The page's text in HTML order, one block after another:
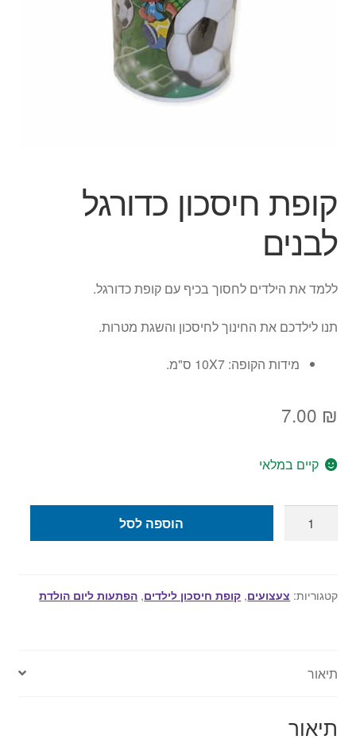
צור קשר
החשבון שלי
סל קניות
תשלום
קופת חיסכון כדורגל
לבנים
ללמד את הילדים לחסוך בכיף עם קופת כדורגל.
תנו לילדכם את החינוך לחיסכון והשגת מטרות.
מידות הקופה: 10X7 ס"מ.
7.00 ₪
קיים במלאי
כדורגל
הוספה לסל
קטגוריות: צעצועים, קופת חיסכון לילדים, הפתעות ליום הולדת
תיאור
תיאור